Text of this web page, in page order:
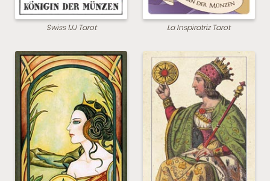
Swiss 1JJ Tarot La Inspiratriz Tarot